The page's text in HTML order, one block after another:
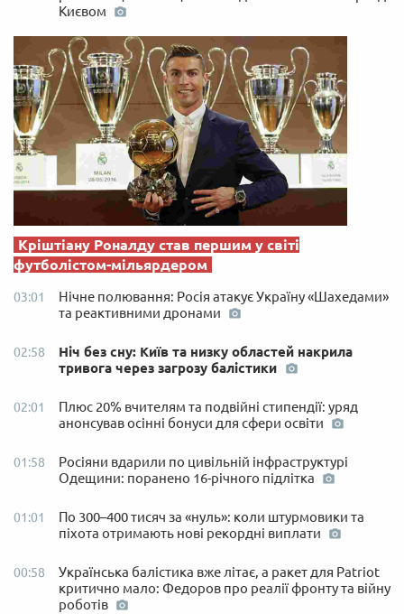
Києвом
Кріштіану Роналду став першим у світі
футболістом-мільярдером
03:01
Нічне полювання: Росія атакує Україну «Шахедами»
та реактивними дронами
02:58
Ніч без сну: Київ та низку областей накрила
тривога через загрозу балістики
02:01
Плюс 20% вчителям та подвійні стипендії: уряд
анонсував осінні бонуси для сфери освіти
01:58
Росіяни вдарили по цивільній інфраструктурі
Одещини: поранено 16-річного підлітка
01:01
По 300–400 тисяч за «нуль»: коли штурмовики та
піхота отримають нові рекордні виплати
00:58
Українська балістика вже літає, а ракет для Patriot
критично мало: Федоров про реалії фронту та війну
роботів